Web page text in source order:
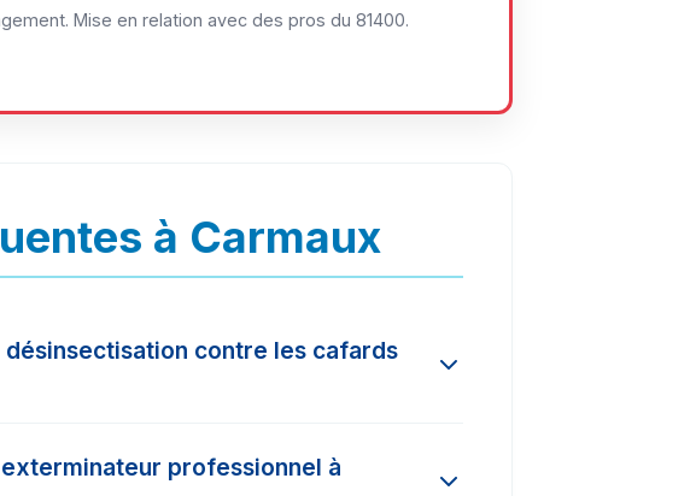
Mise en relation avec des pros du 81400.
à Carmaux
contre les cafards
constatés dans la région varient entre 150€
professionnel à